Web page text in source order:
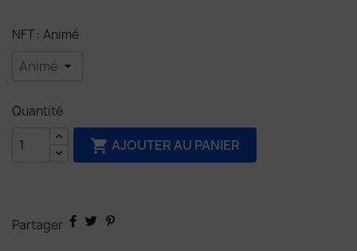
NFT : Animé
Quantité
 AJOUTER AU PANIER
Partager